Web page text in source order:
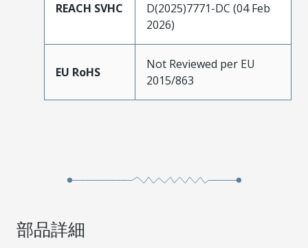
REACH SVHC
D(2025)7771-DC (04 Feb
2026)
EU RoHS
Not Reviewed per EU
2015/863
部品詳細